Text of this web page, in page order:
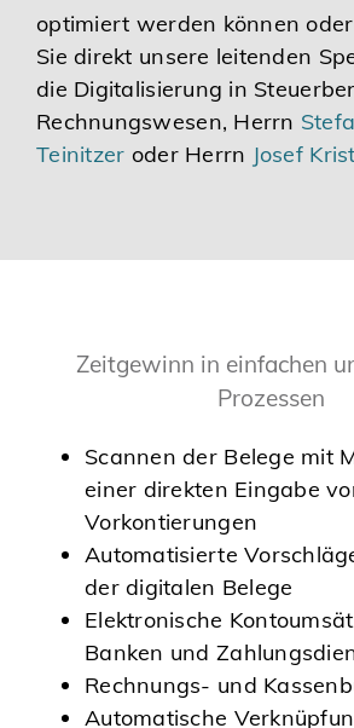
optimiert werden können
Sie direkt unsere leitenden
die Digitalisierung in
Rechnungswesen, Herrn
Teinitzer oder Herrn Josef Krist
Zeitgewinn in einfachen
Prozessen
Scannen der Belege mit
einer direkten Eingabe
Vorkontierungen
Automatisierte
der digitalen Belege
Elektronische
Banken und
Rechnungs- und
Automatische